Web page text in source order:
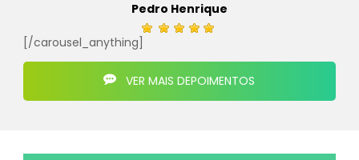
Pedro Henrique
[/carousel_anything]
VER MAIS DEPOIMENTOS